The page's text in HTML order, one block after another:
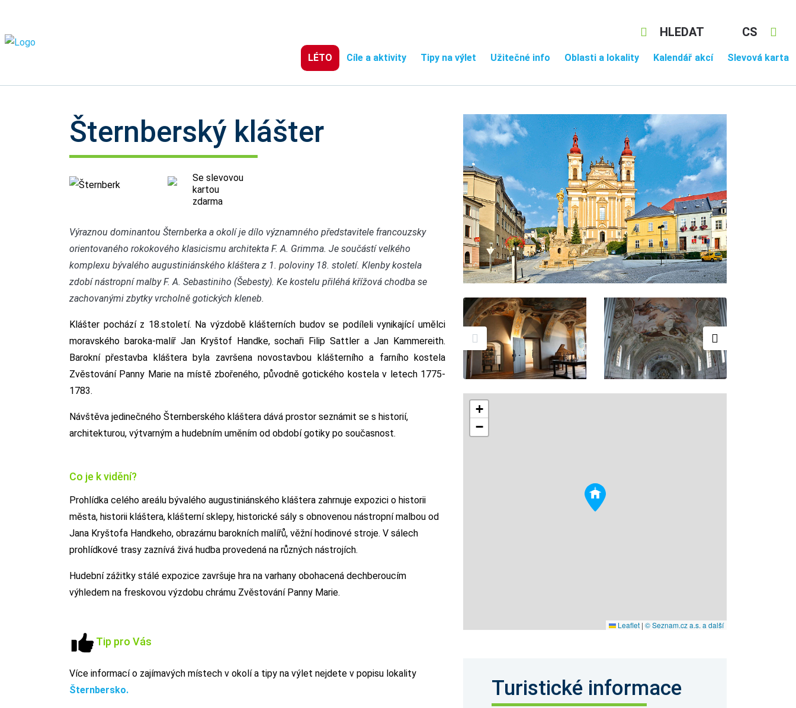
CS
HLEDAT
LÉTO Cíle a aktivity Tipy na výlet Užitečné info Oblasti a lokality Kalendář akcí Slevová karta
Šternberský klášter
Šternberk
Se slevovou
kartou
zdarma
Výraznou dominantou Šternberka a okolí je dílo významného představitele francouzsky
orientovaného rokokového klasicismu architekta F. A. Grimma. Je součástí velkého
komplexu bývalého augustiniánského kláštera z 1. poloviny 18. století. Klenby kostela
zdobí nástropní malby F. A. Sebastiniho (Šebesty). Ke kostelu přiléhá křížová chodba se
zachovanými zbytky vrcholně gotických kleneb.
Klášter pochází z 18.století. Na výzdobě klášterních budov se podíleli vynikající umělci
moravského baroka-malíř Jan Kryštof Handke, sochaři Filip Sattler a Jan Kammereith.
Barokní přestavba kláštera byla završena novostavbou klášterního a farního kostela
Zvěstování Panny Marie na místě zbořeného, původně gotického kostela v letech 1775-
1783.
Návštěva jedinečného Šternberského kláštera dává prostor seznámit se s historií,
architekturou, výtvarným a hudebním uměním od období gotiky po současnost.
Co je k vidění?
Prohlídka celého areálu bývalého augustiniánského kláštera zahrnuje expozici o historii
města, historii kláštera, klášterní sklepy, historické sály s obnovenou nástropní malbou od
Jana Kryštofa Handkeho, obrazárnu barokních malířů, věžní hodinové stroje. V sálech
prohlídkové trasy zaznívá živá hudba provedená na různých nástrojích.
Hudební zážitky stálé expozice završuje hra na varhany obohacená dechberoucím
výhledem na freskovou výzdobu chrámu Zvěstování Panny Marie.
Tip pro Vás
Více informací o zajímavých místech v okolí a tipy na výlet nejdete v popisu lokality
Šternbersko.
+
−
Leaflet | © Seznam.cz a.s. a další
Turistické informace